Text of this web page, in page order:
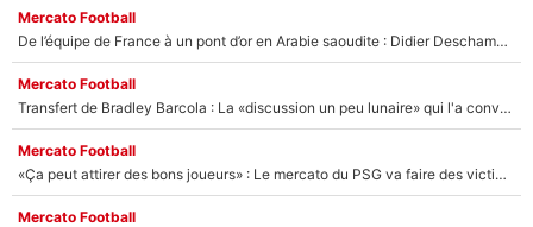
Mercato Football
De l’équipe de France à un pont d’or en Arabie saoudite : Didier Deschamps a donné sa réponse !
Mercato Football
Transfert de Bradley Barcola : La «discussion un peu lunaire» qui l'a convaincu de quitter le PSG, son entourage est pointé du doigt
Mercato Football
«Ça peut attirer des bons joueurs» : Le mercato du PSG va faire des victimes dans l'effectif de Luis Enrique ?
Mercato Football